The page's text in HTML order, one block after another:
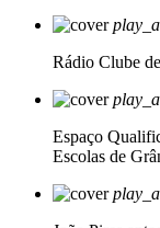
Rádio Clube
Espaço
Escolas de